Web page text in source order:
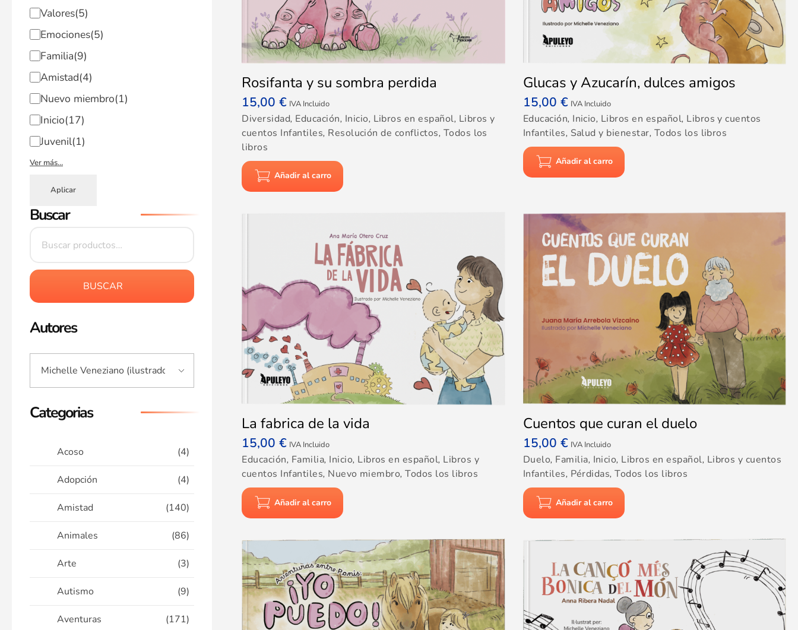
Valores(5)
Emociones(5)
Familia(9)
Amistad(4)
Nuevo miembro(1)
Inicio(17)
Juvenil(1)
Ver más…
Aplicar
Buscar
BUSCAR
Autores
Categorias
Acoso (4)
Adopción (4)
Amistad (140)
Animales (86)
Arte (3)
Autismo (9)
Aventuras (171)
Rosifanta y su sombra perdida
15,00€ IVA Incluido
Diversidad, Educación, Inicio, Libros en español, Libros y
cuentos Infantiles, Resolución de conflictos, Todos los
libros
Añadir al carro
Glucas y Azucarín, dulces amigos
15,00 € IVA Incluido
Educación, Inicio, Libros en español, Libros y cuentos
Infantiles, Salud y bienestar, Todos los libros
Añadir al carro
La fabrica de la vida
15,00€ IVA Incluido
Educación, Familia, Inicio, Libros en español, Libros y
cuentos Infantiles, Nuevo miembro,Todos los libros
Añadir al carro
Cuentos que curan el duelo
15,00 € IVA Incluido
Duelo, Familia, Inicio, Libros en español, Libros y cuentos
Infantiles, Pérdidas,Todos los libros
Añadir al carro